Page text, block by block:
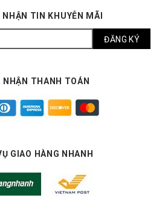
NHẬN TIN KHUYỄN MÃI
NHẬN THANH TOÁN
GIAO HÀNG NHANH